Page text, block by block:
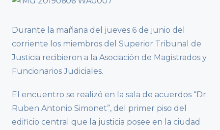
Durante la mañana del jueves 6 de junio del
corriente los miembros del Superior Tribunal de
Justicia recibieron a la Asociación de Magistrados y
Funcionarios Judiciales.
El encuentro se realizó en la sala de acuerdos “Dr.
Ruben Antonio Simonet”, del primer piso del
edificio central que la justicia posee en la ciudad